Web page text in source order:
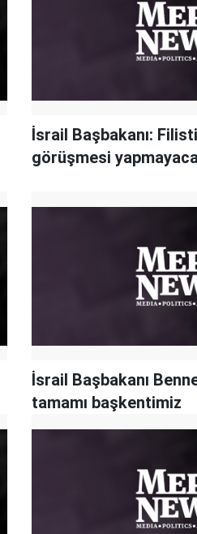
İsrail Başbakanı:
görüşmesi
İsrail Başbakanı
tamamı başkentimiz